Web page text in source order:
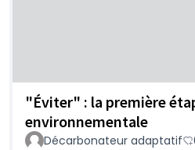
"Éviter" : la première
environnementale
Décarbonateur adaptatif